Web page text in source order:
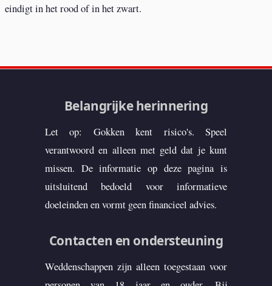
eindigt in het rood of in het zwart.
Belangrijke herinnering
Let op: Gokken kent risico's. Speel
verantwoord en alleen met geld dat je kunt
missen. De informatie op deze pagina is
uitsluitend bedoeld voor informatieve
doeleinden en vormt geen financieel advies.
Contacten en ondersteuning
Weddenschappen zijn alleen toegestaan voor